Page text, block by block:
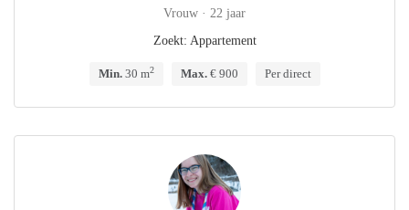
Vrouw · 22 jaar
Zoekt: Appartement
Min.30 m2 Max.€ 900 Per direct